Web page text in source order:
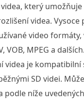
který
videa.
video formáty,
VOB, MPEG a
videa je kompatibilní
SD videi.
podle níže